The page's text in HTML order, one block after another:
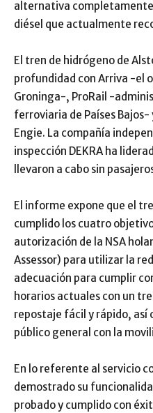
alternativa
diésel que actualmente
El tren de hidrógeno de
profundidad con Arriva -el
Groninga-, ProRail -
ferroviaria de Países
Engie. La compañía
inspección DEKRA ha
llevaron a cabo sin
El informe expone que el
cumplido los cuatro
autorización de la NSA
Assessor) para utilizar la
adecuación para cumplir
horarios actuales con un
repostaje fácil y rápido, así
público general con la
En lo referente al servicio
demostrado su
probado y cumplido con